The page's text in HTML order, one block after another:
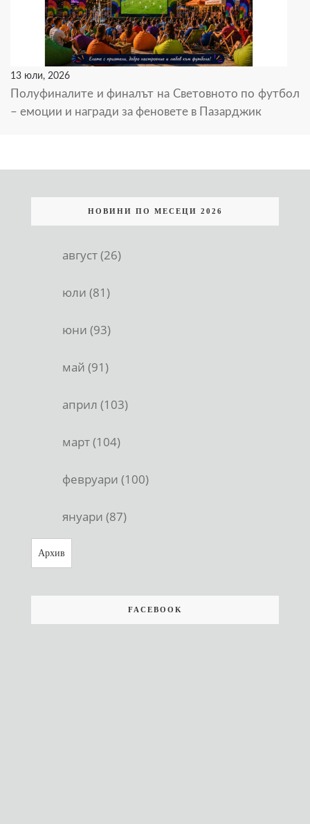
13 юли, 2026
Полуфиналите и финалът на Световното по футбол
– емоции и награди за феновете в Пазарджик
НОВИНИ ПО МЕСЕЦИ 2026
август (26)
юли (81)
юни (93)
май (91)
април (103)
март (104)
февруари (100)
януари (87)
Архив
FACEBOOK